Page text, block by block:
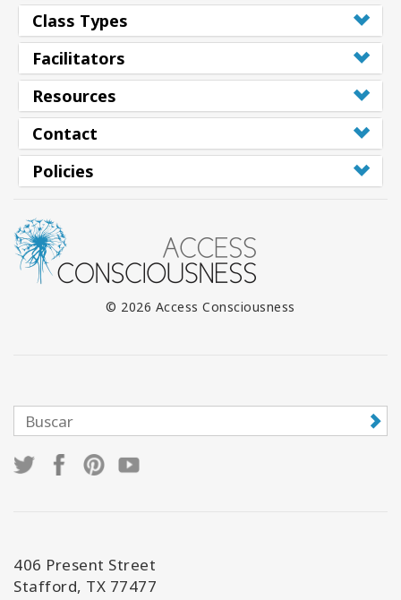
Class Types
Facilitators
Resources
Contact
Policies
© 2026 Access Consciousness
406 Present Street
Stafford, TX 77477